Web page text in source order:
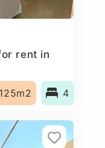
rent in
125m2 4